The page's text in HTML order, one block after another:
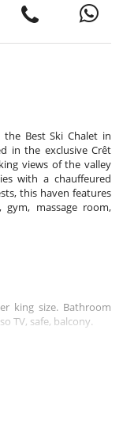
the Best Ski Chalet in
in the exclusive Crêt
views of the valley
with a chauffeured
this haven features
massage room,
king size. Bathroom
TV, safe, balcony.
TV, safe, balcony.
size configurable as
bedroom includes